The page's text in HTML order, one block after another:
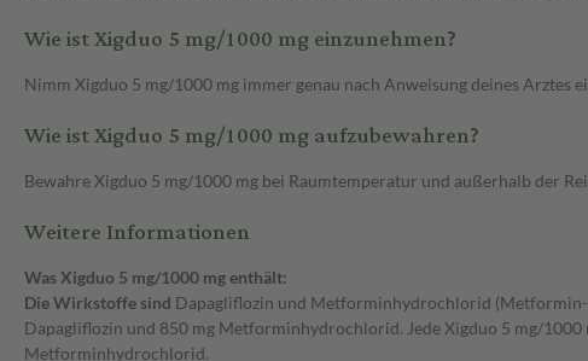
Wie ist Xigduo 5 mg/1000 mg einzunehmen?
Nimm Xigduo 5 mg/1000 mg immer genau nach Anweisung deines Arztes
Wie ist Xigduo 5 mg/1000 mg aufzubewahren?
Bewahre Xigduo 5 mg/1000 mg bei Raumtemperatur und außerhalb der
Weitere Informationen
Was Xigduo 5 mg/1000 mg enthält:
Die Wirkstoffe sind Dapagliflozin und Metforminhydrochlorid (Metformin-
Dapagliflozin und 850 mg Metforminhydrochlorid. Jede Xigduo 5 mg/
Metforminhydrochlorid.